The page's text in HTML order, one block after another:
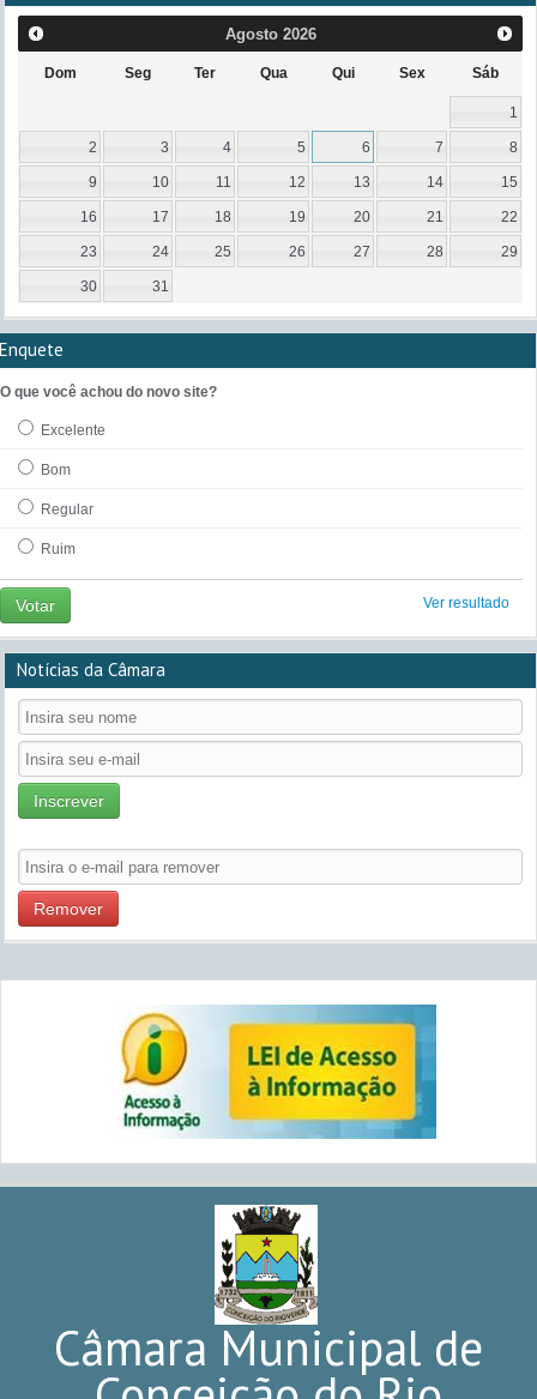
Agosto 2026
Dom Seg Ter Qua Qui Sex Sáb
1
2 3 4 5 6 7 8
9 10 11 12 13 14 15
16 17 18 19 20 21 22
23 24 25 26 27 28 29
30 31
Enquete
O que você achou do novo site?
Excelente
Bom
Regular
Ruim
Votar Ver resultado
Notícias da Câmara
Inscrever
Remover
Câmara Municipal de